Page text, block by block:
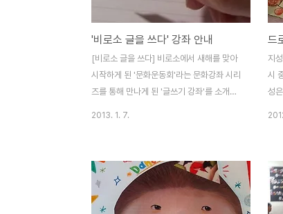
어 가는 프로젝트를 선보일 수 있고 나름의
피드백도 만들어 볼 기회가 생길테니 같이 시
작해보면 좋을 것 같네요. 글쓰기 강좌, 3기
(독립잡지 만들기) : 4월 5일(금요일) 저녁 7
시반-9시반 (3주간) : 신촌타프 (신촌역 5번
출구로 나오셔..
안
면
니
제
강
'비로소 글을 쓰다' 강좌 안내
[비로소 글을 쓰다] 비로소에서 새해를 맞아
시작하게 된 '문화운동회'라는 문화강좌 시리
즈를 통해 만나게 된 '글쓰기 강좌'를 소개합
목적에 맞는 글쓰기를 진지하게 경험해 보실
수 있을 겁니다. 이 강좌는 심화과정을 통해
실제로 자신만의 잡지나 동화책을 완성해 보
2013. 1. 7.
드
지
시
성
이
는
잉